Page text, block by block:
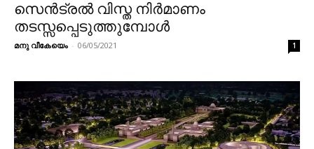
സെന്‍ട്രല്‍ വിസ്ത നിര്‍മാണം
തടസ്സപ്പെടുത്തുമ്പോള്‍
മനു വീകേയെം - 06/05/2021 1